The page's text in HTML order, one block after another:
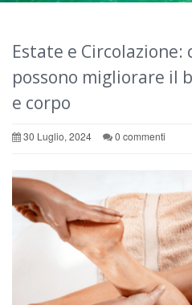
Estate e Circolazione:
possono migliorare il
e corpo
30 Luglio, 2024 0 commenti